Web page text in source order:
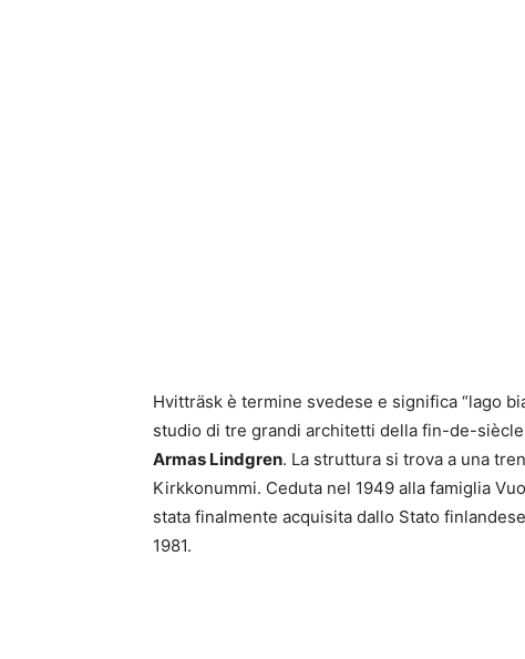
Hvitträsk è termine svedese e significa “lago
studio di tre grandi architetti della fin-de-
Armas Lindgren. La struttura si trova a una
Kirkkonummi. Ceduta nel 1949 alla famiglia
stata finalmente acquisita dallo Stato
1981.